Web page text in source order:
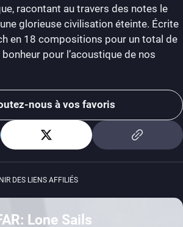
racontant au travers des notes le
glorieuse civilisation éteinte. Écrite
en 18 compositions pour un total de
pour l’acoustique de nos
nous à vos favoris
DES LIENS AFFILIÉS
Lone Sails